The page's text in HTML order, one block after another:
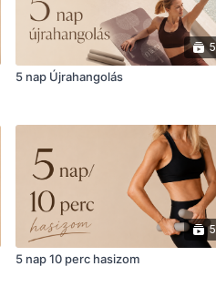
5
5 nap Újrahangolás
5
5 nap 10 perc hasizom